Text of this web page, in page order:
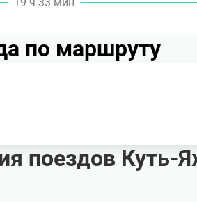
по маршруту
поездов Куть-